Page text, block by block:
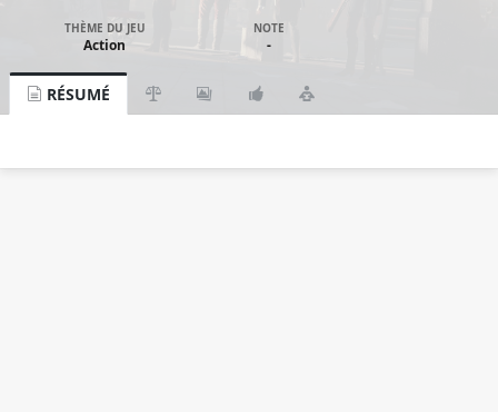
THÈME DU JEU
Action
NOTE
-
RÉSUMÉ